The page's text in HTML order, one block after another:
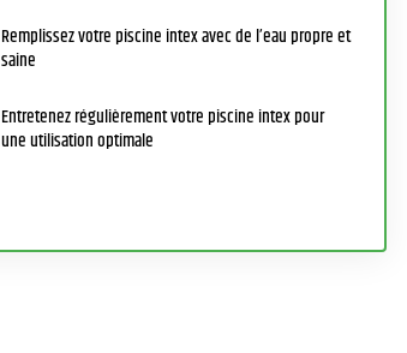
Remplissez votre piscine intex avec de l’eau propre et
saine
Entretenez régulièrement votre piscine intex pour
une utilisation optimale